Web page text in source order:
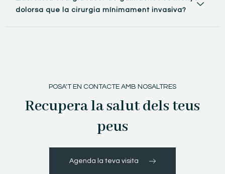
dolorsa que la cirurgia mínimament invasiva?
POSA'T EN CONTACTE AMB NOSALTRES
Recupera la salut dels teus
peus
Agenda la teva visita